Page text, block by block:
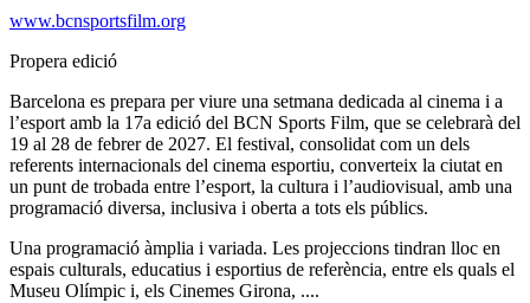
www.bcnsportsfilm.org
Propera edició
Barcelona es prepara per viure una setmana dedicada al cinema i a
l’esport amb la 17a edició del BCN Sports Film, que se celebrarà del
19 al 28 de febrer de 2027. El festival, consolidat com un dels
referents internacionals del cinema esportiu, converteix la ciutat en
un punt de trobada entre l’esport, la cultura i l’audiovisual, amb una
programació diversa, inclusiva i oberta a tots els públics.
Una programació àmplia i variada. Les projeccions tindran lloc en
espais culturals, educatius i esportius de referència, entre els quals el
Museu Olímpic i, els Cinemes Girona, ....